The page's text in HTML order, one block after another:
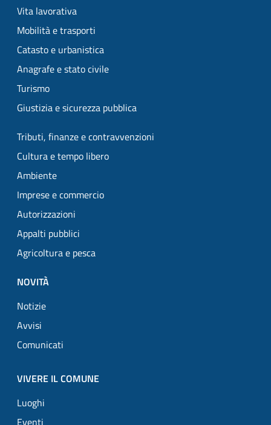
Vita lavorativa
Mobilità e trasporti
Catasto e urbanistica
Anagrafe e stato civile
Turismo
Giustizia e sicurezza pubblica
Tributi, finanze e contravvenzioni
Cultura e tempo libero
Ambiente
Imprese e commercio
Autorizzazioni
Appalti pubblici
Agricoltura e pesca
NOVITÀ
Notizie
Avvisi
Comunicati
VIVERE IL COMUNE
Luoghi
Eventi